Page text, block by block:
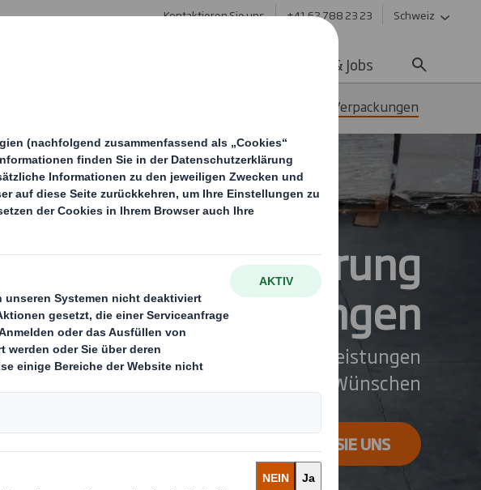
Kontaktieren Sie uns +41 62 788 23 23 Schweiz
Karriere & Jobs
Konfektionierung Verpackungen
Konfektionierung
Verpackungen
Individuelle Abpack- und Logistikdienstleistungen
nach Ihren Wünschen
KONTAKTIEREN SIE UNS